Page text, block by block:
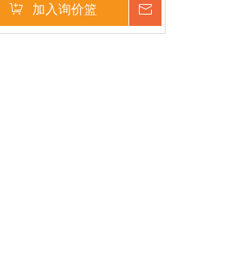
加入询价篮